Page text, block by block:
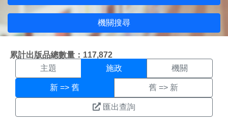
機關搜尋
累計出版品總數量：117,872
施政搜尋結果頁面
主題 施政 機關
新 => 舊 舊 => 新
匯出查詢